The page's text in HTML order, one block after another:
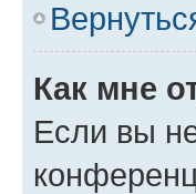
Как мне
Если вы